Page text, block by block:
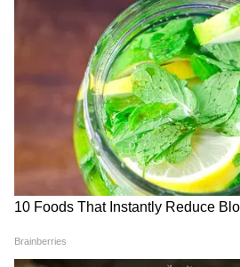
কোন গাছের ডাল ক্ষতি করতে
DOWNLOAD APP
RECOMMENDED STORIES